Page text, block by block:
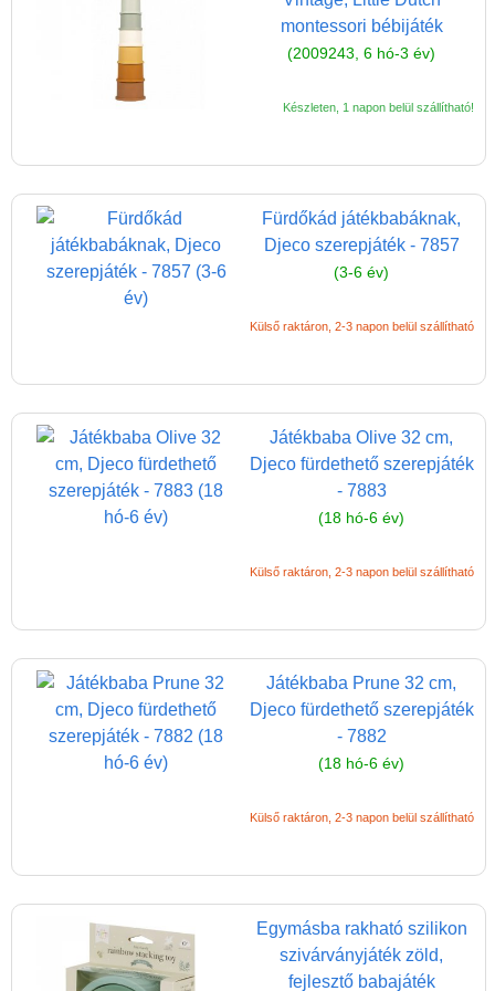
montessori bébijáték
(2009243, 6 hó-3 év)
Készleten, 1 napon belül szállítható!
Fürdőkád játékbabáknak,
Djeco szerepjáték - 7857
(3-6 év)
Külső raktáron, 2-3 napon belül szállítható
Játékbaba Olive 32 cm,
Djeco fürdethető szerepjáték
- 7883
(18 hó-6 év)
Külső raktáron, 2-3 napon belül szállítható
Játékbaba Prune 32 cm,
Djeco fürdethető szerepjáték
- 7882
(18 hó-6 év)
Külső raktáron, 2-3 napon belül szállítható
Egymásba rakható szilikon
szivárványjáték zöld,
fejlesztő babajáték